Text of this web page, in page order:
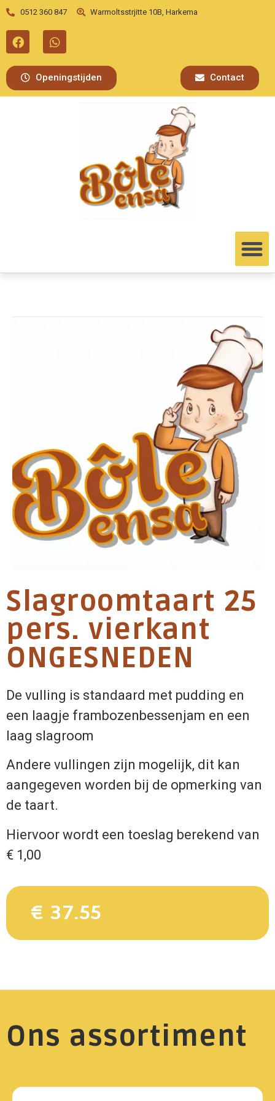
0512 360 847 Warmoltsstrjitte 10B, Harkema
Openingstijden Contact
Slagroomtaart 25
pers. vierkant
ONGESNEDEN
De vulling is standaard met pudding en
een laagje frambozenbessenjam en een
laag slagroom
Andere vullingen zijn mogelijk, dit kan
aangegeven worden bij de opmerking van
de taart.
Hiervoor wordt een toeslag berekend van
€ 1,00
€ 37.55
Ons assortiment